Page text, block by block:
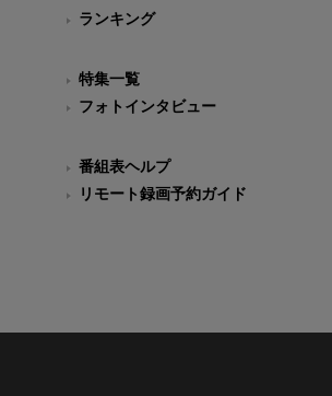
ランキング
特集一覧
フォトインタビュー
番組表ヘルプ
リモート録画予約ガイド